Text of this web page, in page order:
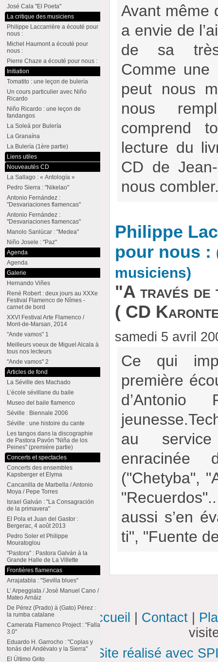
Avant même
a envie de
de sa
Comme une
peut nous
nous
comprend
lecture du
CD de
nous
Philippe
pour nous :
musiciens)
"A través de
( CD
samedi 5 avril
Ce qui
première
au
enracinée
("Chetyba",
aussi s’en
ti", "Fuente
José Cala "El Poeta"
La critique des musiciens
Philippe Laccarrière a écouté pour
nous :
Michel Haumont a écouté pour
nous :
Pierre Chaze a écouté pour nous :
Initiation
Tomatito : une leçon de bulería
Un cours particulier avec Niño
Ricardo
Niño Ricardo : une leçon de
fandangos
La Soleá por Bulería
La Granaína
La Bulería (1ère partie)
Liens utiles
Nouveautés CD
La Sallago : « Antología »
Pedro Sierra : "Nikelao"
Antonio Fernández :
"Desvariaciones flamencas"
Antonio Fernández :
"Desvariaciones flamencas"
Manolo Sanlúcar : "Medea"
Niño Josele : "Paz"
Agenda
Agenda
Galerie
Hernando Viñes
René Robert : deux jours au XXXe
Festival Flamenco de Nîmes -
carnet de bord
XXVI Festival Arte Flamenco /
Mont-de-Marsan, 2014
"Ande vamos" 1
Meilleurs voeux de Miguel Alcala à
tous nos lecteurs
"Ande vamos" 2
Articles de fond
La Séville des Machado
L’école sévillane du baile
Museo del baile flamenco
Séville : Biennale 2006
Séville : une histoire du cante
Les tangos dans la discographie
de Pastora Pavón "Niña de los
Peines" (première partie)
Concerts et spectacles
Concerts des ensembles
Kapsberger et Elyma
Cancanilla de Marbella / Antonio
Moya / Pepe Torres
Israel Galván : "La Consagración
de la primavera"
El Pola et Juan del Gastor :
Bergerac, 4 août 2013
Pedro Soler et Philippe
Mouratoglou
"Pastora" : Pastora Galván à la
Grande Halle de La Villette
Frontières flamencas
Arrajatabla : "Sevilla blues"
L’ Arpeggiata / José Manuel Cano /
Mateo Arnáiz
De Pérez (Prado) à (Gato) Pérez :
la rumba catalane
Camerata Flamenco Project : "Falla
3.0"
Eduardo H. Garrocho : "Coplas y
tonás del Andévalo y la Sierra"
El Último Grito
Accueil Contact
Site réalisé avec